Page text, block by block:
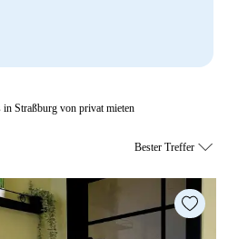
Straßburg von privat mieten